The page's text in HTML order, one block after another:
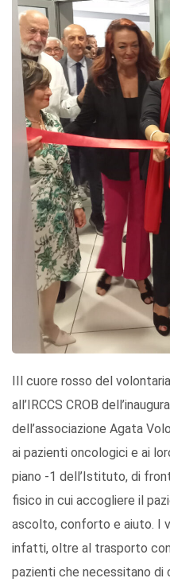
IIl cuore rosso del
all’IRCCS CROB
dell’associazione Agata
ai pazienti oncologici e ai
piano -1 dell’Istituto, di
fisico in cui accogliere il
ascolto, conforto e aiuto. I
infatti, oltre al trasporto
pazienti che necessitano di